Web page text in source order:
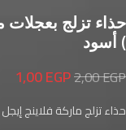
) أسود
2,00EGP
1,00EGP
حذاء تزلج ماركة فلاينج إيجل